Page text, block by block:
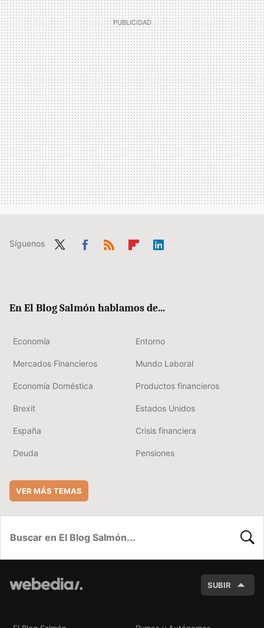
Síguenos
En El Blog Salmón hablamos de...
Economía Entorno
Mercados Financieros Mundo Laboral
Economía Doméstica Productos financieros
Brexit Estados Unidos
España Crisis financiera
Deuda Pensiones
VER MÁS TEMAS
SUBIR